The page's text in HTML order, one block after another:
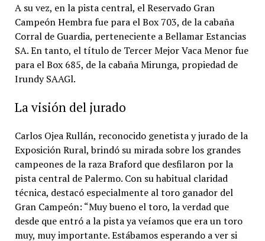
A su vez, en la pista central, el Reservado Gran
Campeón Hembra fue para el Box 703, de la cabaña
Corral de Guardia, perteneciente a Bellamar Estancias
SA. En tanto, el título de Tercer Mejor Vaca Menor fue
para el Box 685, de la cabaña Mirunga, propiedad de
Irundy SAAGl.
La visión del jurado
Carlos Ojea Rullán, reconocido genetista y jurado de la
Exposición Rural, brindó su mirada sobre los grandes
campeones de la raza Braford que desfilaron por la
pista central de Palermo. Con su habitual claridad
técnica, destacó especialmente al toro ganador del
Gran Campeón: “Muy bueno el toro, la verdad que
desde que entró a la pista ya veíamos que era un toro
muy, muy importante. Estábamos esperando a ver si